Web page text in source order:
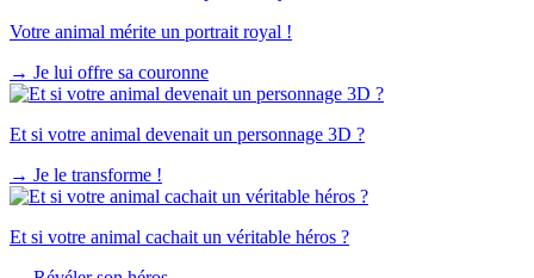
Votre animal mérite un portrait royal !
→ Je lui offre sa couronne
Et si votre animal devenait un personnage 3D ?
→ Je le transforme !
Et si votre animal cachait un véritable héros ?